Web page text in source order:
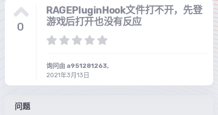
0
RAGEPluginHook文件打不开，先登
游戏后打开也没有反应
询问由 a951281263,
2021年3月13日
问题